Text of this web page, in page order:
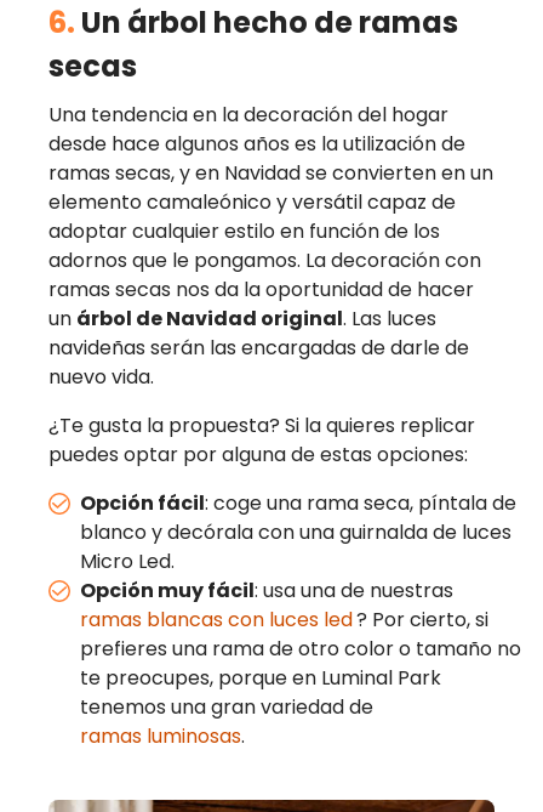
6. Un árbol hecho de ramas
secas
Una tendencia en la decoración del hogar
desde hace algunos años es la utilización de
ramas secas, y en Navidad se convierten en un
elemento camaleónico y versátil capaz de
adoptar cualquier estilo en función de los
adornos que le pongamos. La decoración con
ramas secas nos da la oportunidad de hacer
un árbol de Navidad original. Las luces
navideñas serán las encargadas de darle de
nuevo vida.
¿Te gusta la propuesta? Si la quieres replicar
puedes optar por alguna de estas opciones:
Opción fácil: coge una rama seca, píntala de
blanco y decórala con una guirnalda de luces
Micro Led.
Opción muy fácil: usa una de nuestras
ramas blancas con luces led? Por cierto, si
prefieres una rama de otro color o tamaño no
te preocupes, porque en Luminal Park
tenemos una gran variedad de
ramas luminosas.